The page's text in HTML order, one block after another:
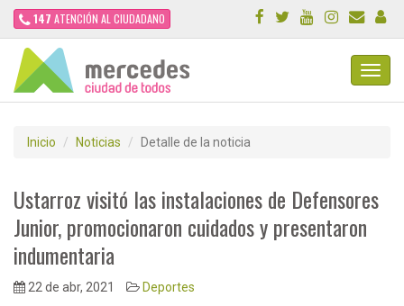
147 ATENCIÓN AL CIUDADANO
Inicio Noticias Detalle de la noticia
Ustarroz visitó las instalaciones de Defensores
Junior, promocionaron cuidados y presentaron
indumentaria
22 de abr, 2021 Deportes